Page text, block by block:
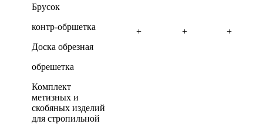
Брусок
контр-обршетка
Доска обрезная
обрешетка
Комплект
метизных и
скобяных изделий
для стропильной
+ + +